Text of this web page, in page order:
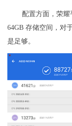
配置方面，荣耀
64GB 存储空间，对
是足够。